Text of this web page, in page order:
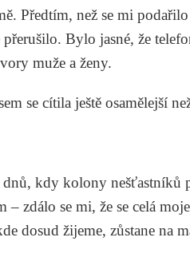
Předtím, než se mi
přerušilo. Bylo jasné, že
muže a ženy.
se cítila ještě osamělejší
dnů, kdy kolony nešťastníků
– zdálo se mi, že se celá
dosud žijeme, zůstane na